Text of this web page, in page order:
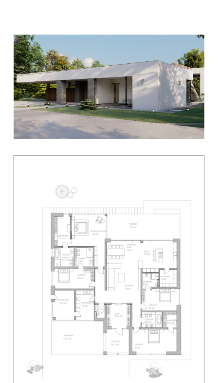
Общая площадь
м²
350
План
При проектировании были соблюдены
все принципы концепции Welliving
и здорового дома.
Концепты